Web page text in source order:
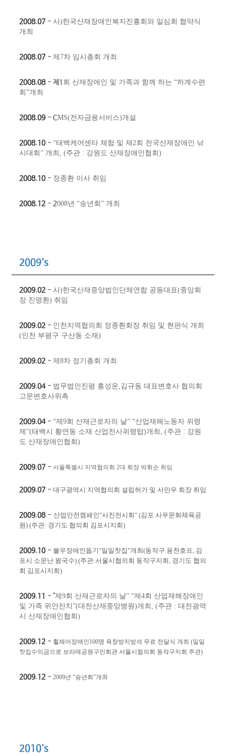
2008.07 - ​ 사)한국산재장애인복지진흥회와 일심회 협약식
개최
2008.07 - ​ 제7차 임시총회 개최
2008.08 - ​제1 회 산재장애인 및 가족과 함께 하는 “하계수련
회”개최
2008.09 - ​CMS(전자금융서비스)개설
2008.10 - ​ “태백케어센타 체험 및 제2회 전국산재장애인 낚
시대회” 개최, (주관 : 강원도 산재장애인협회)
2008.10 - ​ 정종환 이사 취임
2008.12 - ​2008년 “송년회” 개최
2009's
2009.02 - 사)한국산재중앙법인단체연합 공동대표(중앙회
장 진명환) 취임
2009.02 - ​​ 인천지역협의회 정종환회장 취임 및 현판식 개최
(인천 부평구 구산동 소재)
2009.02 - ​ 제8차 정기총회 개최
2009.04 - ​ 법무법인진평 홍성운,김규동 대표변호사 협의회
고문변호사위촉
2009.04 - ​ “제9회 산재근로자의 날” “산업재해노동자 위령
제”(태백시 황연동 소재 산업전사위령탑)개최, (주관 : 강원
도 산재장애인협회)
2009.07 - ​ 서울특별시 지역협의회 2대 회장 박휘순 취임
2009.07 - ​ 대구광역시 지역협의회 설립허가 및 서만우 회장 취임
2009.08 - 산업안전캠페인 "사진전시회 " (김포 사우문화체육공
원) (주관: 경기도 협의회 김포시지회)
2009.10 -​ 불우장애인돕기 "일일찻집 "개최(동작구 용천호프, 김
포시 소문난 왕국수) (주관:서울시협의회 동작구지회 , 경기도 협의
회 김포시지회)
2009.11 - "제9회 산재근로자의 날” “제4회 산업재해장애인
및 가족 위안잔치”(대전산재중앙병원)개최, (주관 : 대전광역
시 산재장애인협회)
2009.12 - ​ 휠체어장애인 100명 욕창방지방석 무료 전달식 개최 (일일
찻집수익금으로 보라매공원구민회관 서울시협의회 동작구지회 주관)
2009.12 - 2009년 “송년회 "개최
2010's